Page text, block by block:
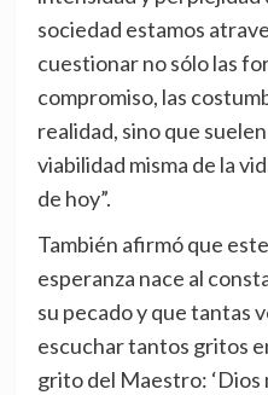
sociedad estamos
cuestionar no sólo las
compromiso, las
realidad, sino que
viabilidad misma de la
de hoy”.
También afirmó que
esperanza nace al
su pecado y que tantas
escuchar tantos gritos
grito del Maestro: ‘Dios